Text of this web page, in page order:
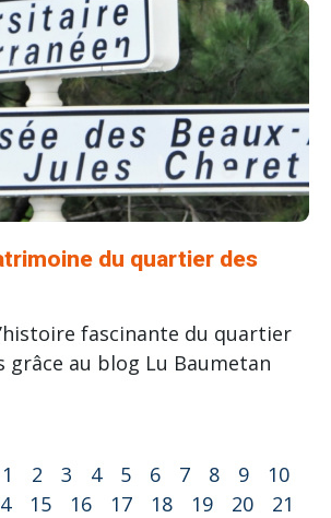
du quartier des
fascinante du quartier
grâce au blog Lu Baumetan
1 2 3 4 5 6 7 8 9
10
15 16 17 18 19 20
21